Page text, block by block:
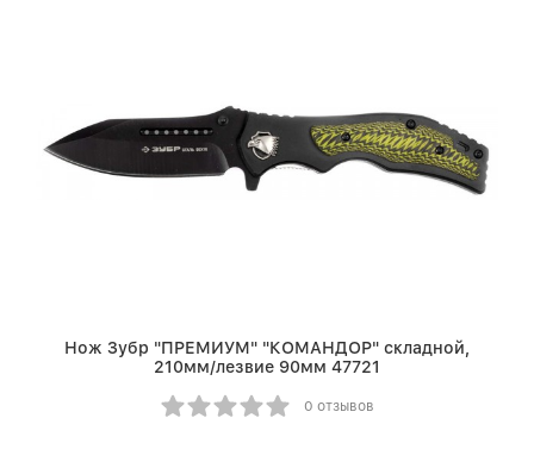
Нож Зубр "ПРЕМИУМ" "КОМАНДОР" складной,
210мм/лезвие 90мм 47721
0 отзывов